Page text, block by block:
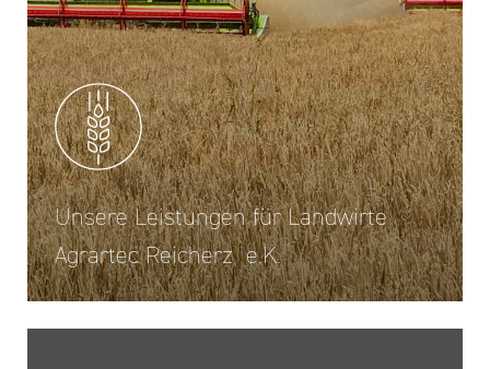
Unsere Leistungen für Landwirte
Agrartec Reicherz e.K.